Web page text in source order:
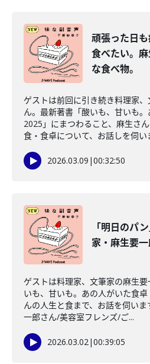
頑張った日
食べたい。
な食べ物。
ゲストは前回に引き続き料理家
ん。最新著書「酸いも、甘いも
2025」にまつわること、麻生さ
食・食卓について、お話しを伺い
2026.03.09 |00:32:50
「明日のパ
家・麻生要
ゲストは料理家、文筆家の麻生
いも、甘いも。あの人がいた食
んの人生と食まで、お話を伺い
一郎さん/美容室フレンズ/ご...
2026.03.02|00:39:05